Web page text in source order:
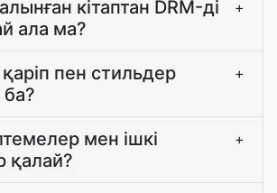
кітаптан DRM-ді
ала ма?
+
қаріп пен стильдер
+
мен ішкі
қалай?
+